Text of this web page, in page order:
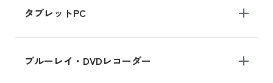
タブレットPC
ブルーレイ・DVDレコーダー
iPhone 16 シリーズ
iPhone 16 の新品買取価格